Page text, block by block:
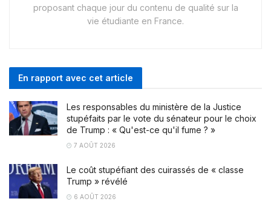
proposant chaque jour du contenu de qualité sur la
vie étudiante en France.
En rapport avec cet article
Les responsables du ministère de la Justice
stupéfaits par le vote du sénateur pour le choix
de Trump : « Qu'est-ce qu'il fume ? »
7 AOÛT 2026
Le coût stupéfiant des cuirassés de « classe
Trump » révélé
6 AOÛT 2026